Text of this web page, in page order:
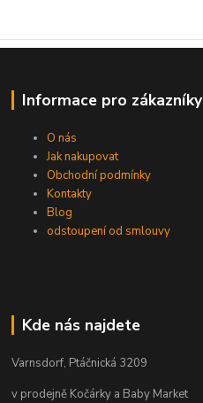
Informace pro zákazníky
O nás
Jak nakupovat
Obchodní podmínky
Kontakty
Blog
odstoupení od smlouvy
Kde nás najdete
Varnsdorf, Ptáčnická 3209
v prodejně Kočárky a Baby Market